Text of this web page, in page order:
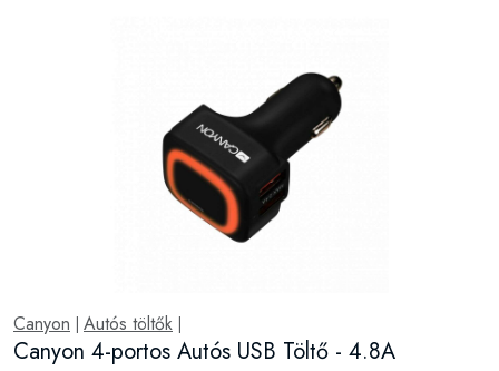
Canyon | Autós töltők |
Canyon 4-portos Autós USB Töltő - 4.8A